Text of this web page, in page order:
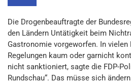
Die Drogenbeauftragte der
den Ländern Untätigkeit beim
Gastronomie vorgeworfen. In vielen
Regelungen kaum oder garnicht
nicht sanktioniert, sagte die FDP-
Rundschau“. Das müsse sich